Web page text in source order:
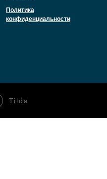
Политика
конфиденциальности
Tilda